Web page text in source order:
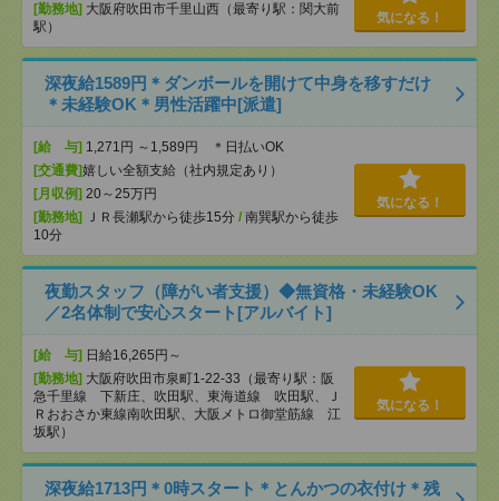
[勤務地] 大阪府吹田市千里山西（最寄り駅：関大前
駅）
気になる！
深夜給1589円＊ダンボールを開けて中身を移すだけ
＊未経験OK＊男性活躍中[派遣]
[給 与] 1,271円 ～1,589円 ＊日払いOK
[交通費]嬉しい全額支給（社内規定あり）
[月収例] 20～25万円
[勤務地]
ＪＲ長瀬駅から徒歩15分 / 南巽駅から徒歩
10分
気になる！
夜勤スタッフ（障がい者支援）◆無資格・未経験OK
／2名体制で安心スタート[アルバイト]
[給 与] 日給16,265円～
[勤務地] 大阪府吹田市泉町1-22-33（最寄り駅：阪
急千里線 下新庄、吹田駅、東海道線 吹田駅、Ｊ
Ｒおおさか東線南吹田駅、大阪メトロ御堂筋線 江
坂駅）
気になる！
深夜給1713円＊0時スタート＊とんかつの衣付け＊残